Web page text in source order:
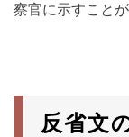
察官に示すことが
反省文